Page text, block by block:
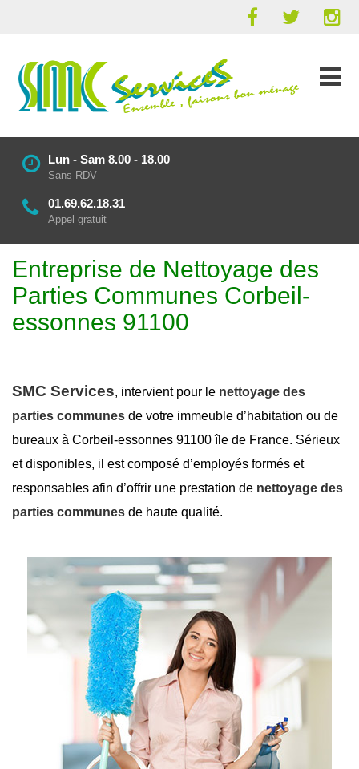
Lun - Sam 8.00 - 18.00
Sans RDV
01.69.62.18.31
Appel gratuit
Entreprise de Nettoyage des
Parties Communes Corbeil-
essonnes 91100
SMC Services, intervient pour le nettoyage des
parties communes de votre immeuble d’habitation ou de
bureaux à Corbeil-essonnes 91100 île de France. Sérieux
et disponibles, il est composé d’employés formés et
responsables afin d’offrir une prestation de nettoyage des
parties communes de haute qualité.